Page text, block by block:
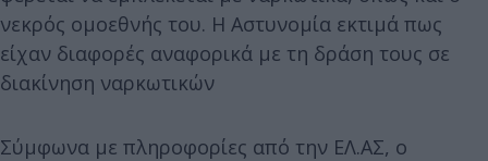
νεκρός ομοεθνής του. Η Αστυνομία εκτιμά πως
είχαν διαφορές αναφορικά με τη δράση τους σε
διακίνηση ναρκωτικών
Σύμφωνα με πληροφορίες από την ΕΛ.ΑΣ, ο